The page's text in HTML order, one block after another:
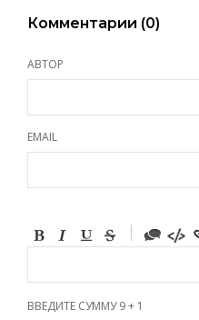
Комментарии (0)
АВТОР
EMAIL
-
-
-
-
ВВЕДИТЕ СУММУ 9 + 1